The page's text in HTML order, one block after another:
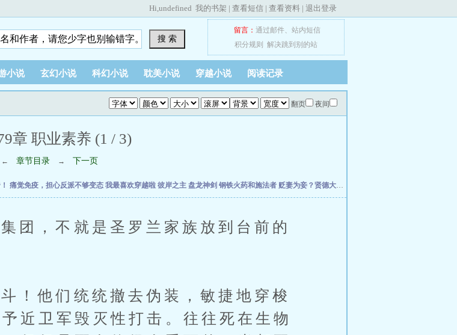
Hi,undefined 我的书架 | 查看短信 | 查看资料 | 退出登录
搜 索
留言： 通过邮件、 站内短信
积分规则
解决跳到别的站
小说 玄幻小说 科幻小说 耽美小说 穿越小说 阅读记录
翻页 夜间
章 职业素养 (1 / 3)
← 章节目录 → 下一页
痛觉免疫，担心反派不够变态 我最喜欢穿越啦 彼岸之主 盘龙神剑 钢铁火药和施法者 贬妻为妾？贤德大妇她掀桌了
，不就是圣罗兰家族放到台前的
他们统统撤去伪装，敏捷地穿梭
近卫军毁灭性打击。往往死在生物